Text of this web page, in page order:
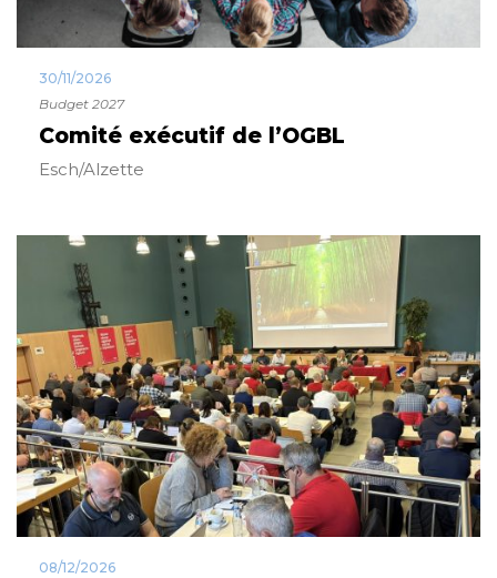
30/11/2026
Budget 2027
Comité exécutif de l’OGBL
Esch/Alzette
08/12/2026